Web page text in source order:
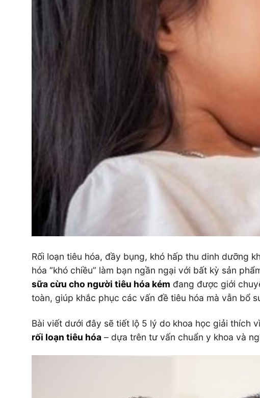
Rối loạn tiêu hóa, đầy bụng, khó hấp thu dinh dưỡng
hóa “khó chiều” làm bạn ngần ngại với bất kỳ sản
sữa cừu cho người tiêu hóa kém đang được giới
toàn, giúp khắc phục các vấn đề tiêu hóa mà vẫn bổ
Bài viết dưới đây sẽ tiết lộ 5 lý do khoa học giải thích
rối loạn tiêu hóa – dựa trên tư vấn chuẩn y khoa và